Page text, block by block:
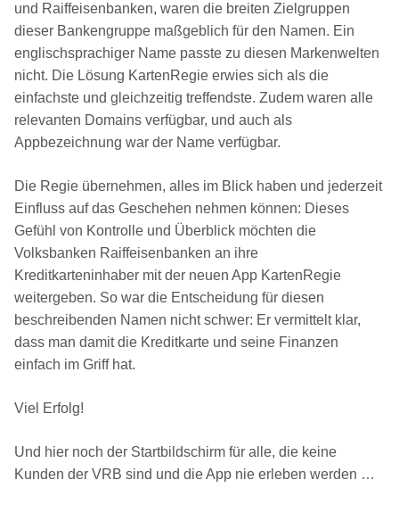
und Raiffeisenbanken, waren die breiten Zielgruppen
dieser Bankengruppe maßgeblich für den Namen. Ein
englischsprachiger Name passte zu diesen Markenwelten
nicht. Die Lösung KartenRegie erwies sich als die
einfachste und gleichzeitig treffendste. Zudem waren alle
relevanten Domains verfügbar, und auch als
Appbezeichnung war der Name verfügbar.
Die Regie übernehmen, alles im Blick haben und jederzeit
Einfluss auf das Geschehen nehmen können: Dieses
Gefühl von Kontrolle und Überblick möchten die
Volksbanken Raiffeisenbanken an ihre
Kreditkarteninhaber mit der neuen App KartenRegie
weitergeben. So war die Entscheidung für diesen
beschreibenden Namen nicht schwer: Er vermittelt klar,
dass man damit die Kreditkarte und seine Finanzen
einfach im Griff hat.
Viel Erfolg!
Und hier noch der Startbildschirm für alle, die keine
Kunden der VRB sind und die App nie erleben werden …